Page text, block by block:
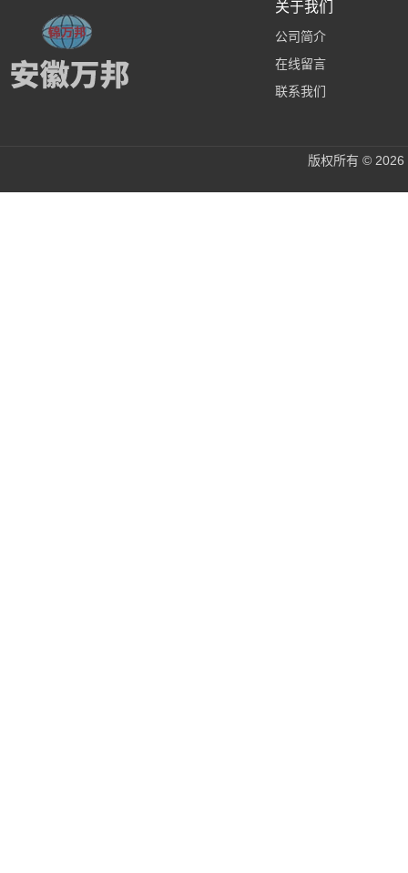
关于我们
公司简介
在线留言
联系我们
版权所有 ©